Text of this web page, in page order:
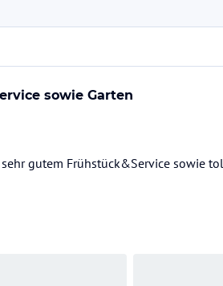
sowie Garten
gutem Frühstück&Service sowie